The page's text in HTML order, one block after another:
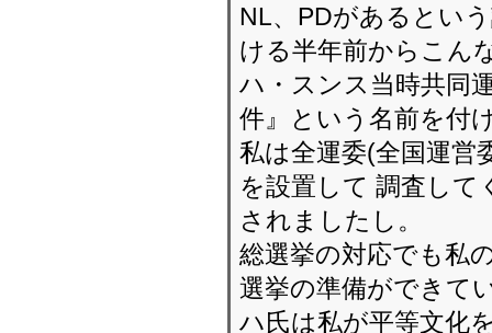
家で宿題していると
その当時の考えにふ
としていた私をお母
時、お母さんは『あ
はお前個人の人生で
のことでしかない。
ってくださいました
ましたが、 その時の
一筋の光のようでし
輪を断ち切って、 次